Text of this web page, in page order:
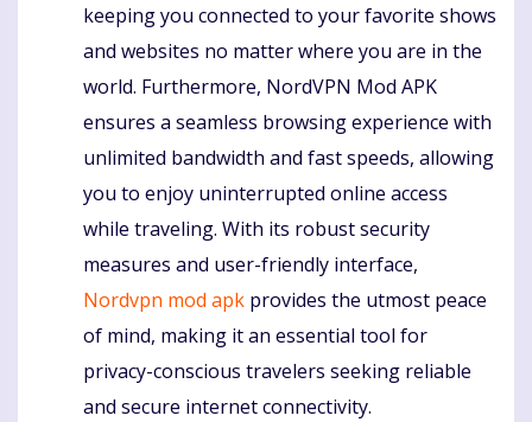
keeping you connected to your favorite shows
and websites no matter where you are in the
world. Furthermore, NordVPN Mod APK
ensures a seamless browsing experience with
unlimited bandwidth and fast speeds, allowing
you to enjoy uninterrupted online access
while traveling. With its robust security
measures and user-friendly interface,
Nordvpn mod apk provides the utmost peace
of mind, making it an essential tool for
privacy-conscious travelers seeking reliable
and secure internet connectivity.